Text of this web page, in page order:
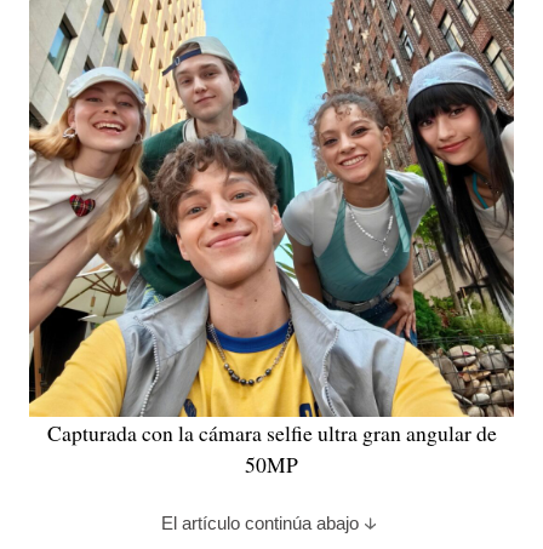
Capturada con la cámara selfie ultra gran angular de
50MP
El artículo continúa abajo